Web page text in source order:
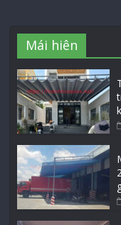
Mái hiên